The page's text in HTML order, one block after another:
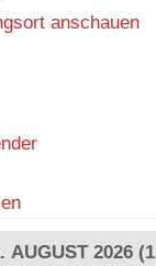
anschauen
AUGUST 2026 (1